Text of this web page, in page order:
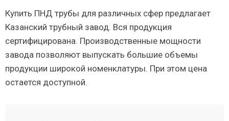
Купить ПНД трубы для различных сфер предлагает
Казанский трубный завод. Вся продукция
сертифицирована. Производственные мощности
завода позволяют выпускать большие объемы
продукции широкой номенклатуры. При этом цена
остается доступной.